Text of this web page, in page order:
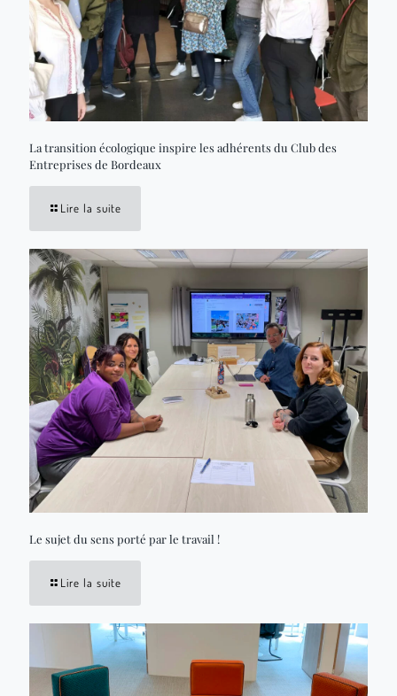
La transition écologique inspire les adhérents du Club des
Entreprises de Bordeaux
Lire la suite
Le sujet du sens porté par le travail !
Lire la suite